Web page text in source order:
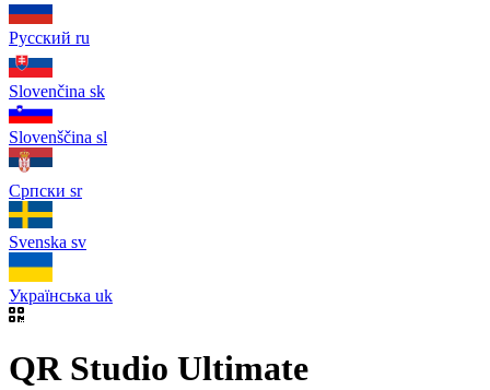
Русский ru
Slovenčina sk
Slovenščina sl
Српски sr
Svenska sv
Українська uk
QR Studio Ultimate